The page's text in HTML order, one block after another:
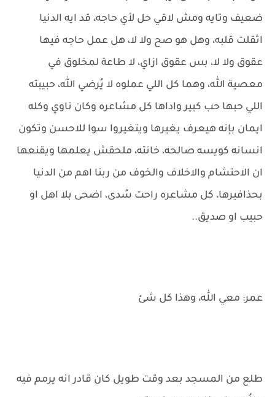
ضعيف وتايه ومش لاقي حل لأي حاجه، قد ايه الدنيا
اثقلت قلبه، وهل هو صح ولا لا، هل عمل حاجه فيها
عقوق ولا لا، بس عقوق ازاي، لا طاعة لمخلوق في
معصية الله، وهما كل اللي عملوه لا يُرضي الله، حبيبته
اللي حبها حب كبير واداها كل مشاعره وكان ناوي وكله
ايمان بإنه هيعرف يغيرها ويتغيروا سوا للاحسن وتكون
انسانه كويسه صالحه، خانته، ملحقش يعلمها ويقنعها
ان الاحتشام والاخلاف والخوف من ربنا اهم من الدنيا
بحذافيرها، كل مشاعره راحت سُدى، اضحى بلا اهل او
حبيب او صديق..
عمر: معي الله، وهذا كل شئ
طلع من المسجد بعد وقت طويل كان قادر انه يرمم فيه